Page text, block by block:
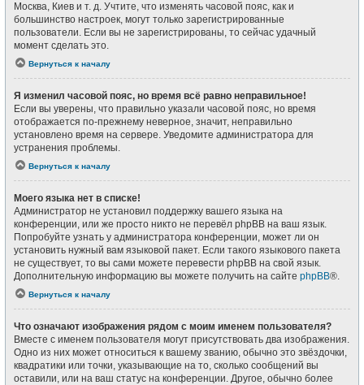
Москва, Киев и т. д. Учтите, что изменять часовой пояс, как и
большинство настроек, могут только зарегистрированные
пользователи. Если вы не зарегистрированы, то сейчас удачный
момент сделать это.
Вернуться к началу
Я изменил часовой пояс, но время всё равно неправильное!
Если вы уверены, что правильно указали часовой пояс, но время
отображается по-прежнему неверное, значит, неправильно
установлено время на сервере. Уведомите администратора для
устранения проблемы.
Вернуться к началу
Моего языка нет в списке!
Администратор не установил поддержку вашего языка на
конференции, или же просто никто не перевёл phpBB на ваш язык.
Попробуйте узнать у администратора конференции, может ли он
установить нужный вам языковой пакет. Если такого языкового пакета
не существует, то вы сами можете перевести phpBB на свой язык.
Дополнительную информацию вы можете получить на сайте phpBB®.
Вернуться к началу
Что означают изображения рядом с моим именем пользователя?
Вместе с именем пользователя могут присутствовать два изображения.
Одно из них может относиться к вашему званию, обычно это звёздочки,
квадратики или точки, указывающие на то, сколько сообщений вы
оставили, или на ваш статус на конференции. Другое, обычно более